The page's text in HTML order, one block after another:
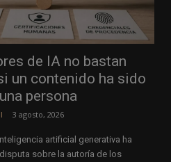
de IA no bastan
un contenido ha sido
persona
3 agosto, 2026
artificial generativa ha
sobre la autoría de los